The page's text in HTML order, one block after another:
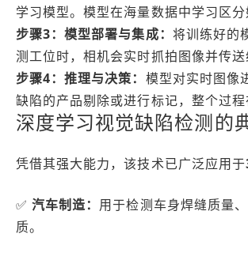
学习模型。模型在海量数据中学习区分
步骤3：模型部署与集成： 将训练好的
测工位时，相机会实时抓拍图像并传送
步骤4：推理与决策： 模型对实时图像
缺陷的产品剔除或进行标记，整个过程
深度学习视觉缺陷检测的
凭借其强大能力，该技术已广泛应用于
✅汽车制造： 用于检测车身焊缝质量
质。